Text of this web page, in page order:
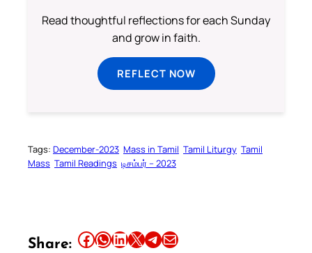
Read thoughtful reflections for each Sunday
and grow in faith.
REFLECT NOW
Tags: December-2023 Mass in Tamil Tamil Liturgy Tamil
Mass Tamil Readings டிசம்பர் – 2023
Share: Share this article on Facebook Share this article on WhatsApp Share this article on LinkedIn Share this article on X Share this article on TelegramEmail this Article